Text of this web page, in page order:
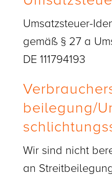
Umsatzsteuer-
gemäß § 27 a
DE 111794193
beilegung/
Wir sind nicht
an